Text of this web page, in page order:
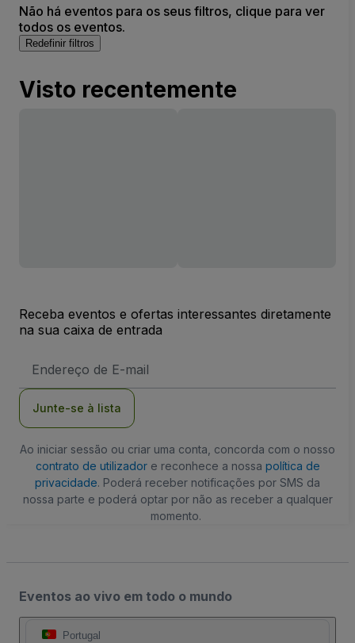
Não há eventos para os seus filtros, clique para ver
todos os eventos.
Redefinir filtros
Visto recentemente
Receba eventos e ofertas interessantes diretamente
na sua caixa de entrada
de
Junte-se à lista
Ao iniciar sessão ou criar uma conta, concorda com o nosso
contrato de utilizadore reconhece a nossa política de
privacidade. Poderá receber notificações por SMS da
nossa parte e poderá optar por não as receber a qualquer
momento.
Eventos ao vivo em todo o mundo
Portugal